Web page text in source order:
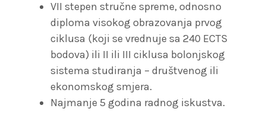
VII stepen stručne spreme, odnosno
diploma visokog obrazovanja prvog
ciklusa (koji se vrednuje sa 240 ECTS
bodova) ili II ili III ciklusa bolonjskog
sistema studiranja – društvenog ili
ekonomskog smjera.
Najmanje 5 godina radnog iskustva.